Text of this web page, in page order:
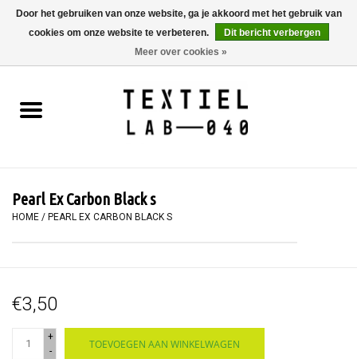
0 Artikelen - €0,00
BOEKEN
SCHILDEREN
WORKSHOPS
SPECIALS
Pearl Ex Carbon Black s
HOME / PEARL EX CARBON BLACK S
€3,50
+
-
TOEVOEGEN AAN WINKELWAGEN
Door het gebruiken van onze website, ga je akkoord met het gebruik van
cookies om onze website te verbeteren.
Dit bericht verbergen
Meer over cookies »